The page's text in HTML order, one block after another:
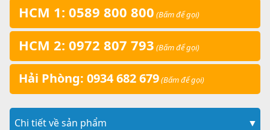
HCM 1: 0589 800 800 (Bấm để gọi)
HCM 2: 0972 807 793 (Bấm để gọi)
Hải Phòng: 0934 682 679(Bấm để gọi)
Chi tiết về sản phẩm ▼